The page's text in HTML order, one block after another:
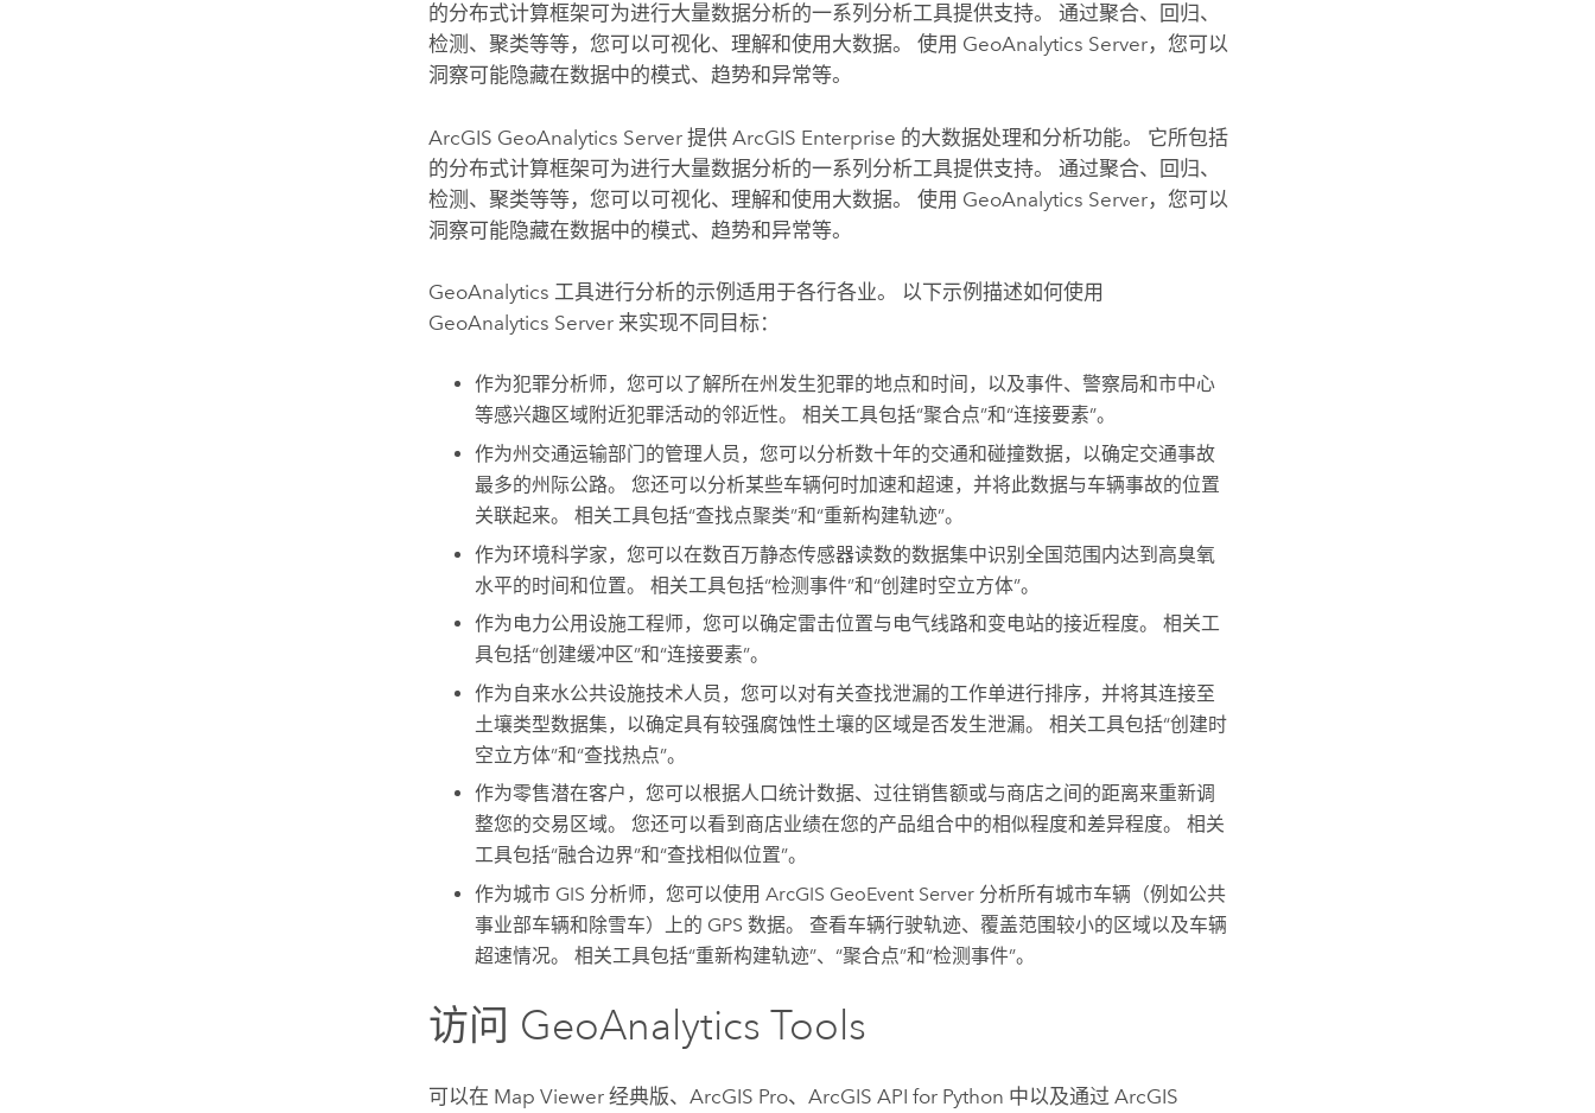
的分布式计算框架可为进行大量数据分析的一系列分析工具提供支持。 通过聚合、回归、
检测、聚类等等，您可以可视化、理解和使用大数据。 使用 GeoAnalytics Server，您可以
洞察可能隐藏在数据中的模式、趋势和异常等。
ArcGIS GeoAnalytics Server 提供ArcGIS Enterprise 的大数据处理和分析功能。 它所包括
的分布式计算框架可为进行大量数据分析的一系列分析工具提供支持。 通过聚合、回归、
检测、聚类等等，您可以可视化、理解和使用大数据。 使用 GeoAnalytics Server，您可以
洞察可能隐藏在数据中的模式、趋势和异常等。
GeoAnalytics 工具进行分析的示例适用于各行各业。 以下示例描述如何使用
GeoAnalytics Server 来实现不同目标：
作为犯罪分析师，您可以了解所在州发生犯罪的地点和时间，以及事件、警察局和市中心
等感兴趣区域附近犯罪活动的邻近性。 相关工具包括“聚合点”和“连接要素”。
作为州交通运输部门的管理人员，您可以分析数十年的交通和碰撞数据，以确定交通事故
最多的州际公路。 您还可以分析某些车辆何时加速和超速，并将此数据与车辆事故的位置
关联起来。 相关工具包括“查找点聚类”和“重新构建轨迹”。
作为环境科学家，您可以在数百万静态传感器读数的数据集中识别全国范围内达到高臭氧
水平的时间和位置。 相关工具包括“检测事件”和“创建时空立方体”。
作为电力公用设施工程师，您可以确定雷击位置与电气线路和变电站的接近程度。 相关工
具包括“创建缓冲区”和“连接要素”。
作为自来水公共设施技术人员，您可以对有关查找泄漏的工作单进行排序，并将其连接至
土壤类型数据集，以确定具有较强腐蚀性土壤的区域是否发生泄漏。 相关工具包括“创建时
空立方体”和“查找热点”。
作为零售潜在客户，您可以根据人口统计数据、过往销售额或与商店之间的距离来重新调
整您的交易区域。 您还可以看到商店业绩在您的产品组合中的相似程度和差异程度。 相关
工具包括“融合边界”和“查找相似位置”。
作为城市 GIS 分析师，您可以使用 ArcGIS GeoEvent Server分析所有城市车辆（例如公共
事业部车辆和除雪车）上的 GPS 数据。 查看车辆行驶轨迹、覆盖范围较小的区域以及车辆
超速情况。 相关工具包括“重新构建轨迹”、“聚合点”和“检测事件”。
访问 GeoAnalytics Tools
可以在 Map Viewer 经典版、ArcGIS Pro、ArcGIS API for Python 中以及通过ArcGIS